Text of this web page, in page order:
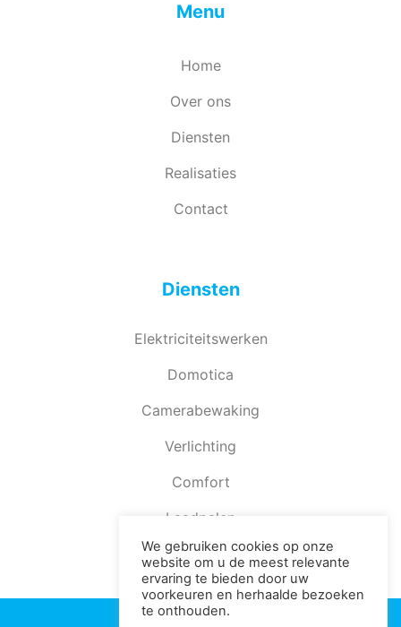
Menu
Home
Over ons
Diensten
Realisaties
Contact
Diensten
Elektriciteitswerken
Domotica
Camerabewaking
Verlichting
Comfort
Laadpalen
We gebruiken cookies op onze
website om u de meest relevante
ervaring te bieden door uw
voorkeuren en herhaalde bezoeken
te onthouden.